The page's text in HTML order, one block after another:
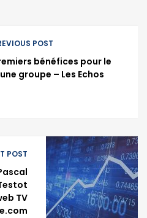
POST
bénéfices pour le
groupe – Les Echos
POST
TV